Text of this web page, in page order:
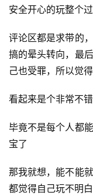
安全开心的玩整个过
评论区都是求带的
搞的晕头转向，最
己也受罪，所以觉
看起来是个非常不
毕竟不是每个人都
宝了
那我就想，能不能
都觉得自己玩不明